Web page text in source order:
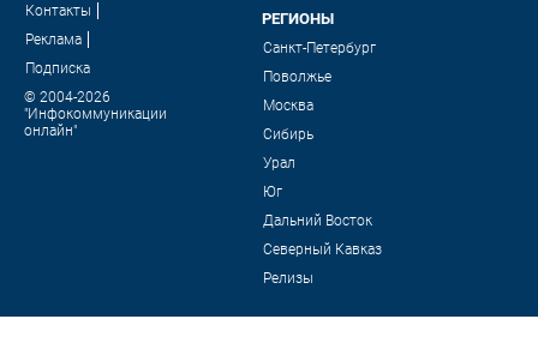
Контакты
Реклама
Подписка
© 2004-2026
"Инфокоммуникации
онлайн"
РЕГИОНЫ
Санкт-Петербург
Поволжье
Москва
Сибирь
Урал
Юг
Дальний Восток
Северный Кавказ
Релизы